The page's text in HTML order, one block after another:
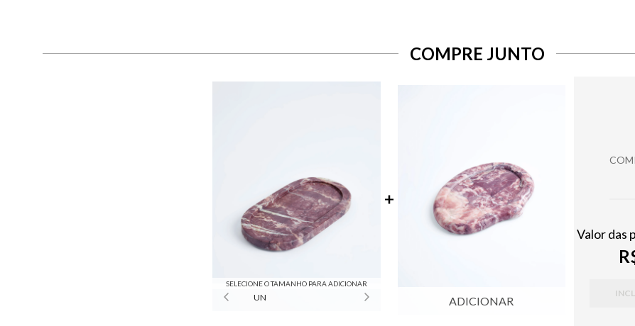
COMPRE JUNTO
SELECIONE O TAMANHO PARA ADICIONAR
UN ADICIONAR
Valor das